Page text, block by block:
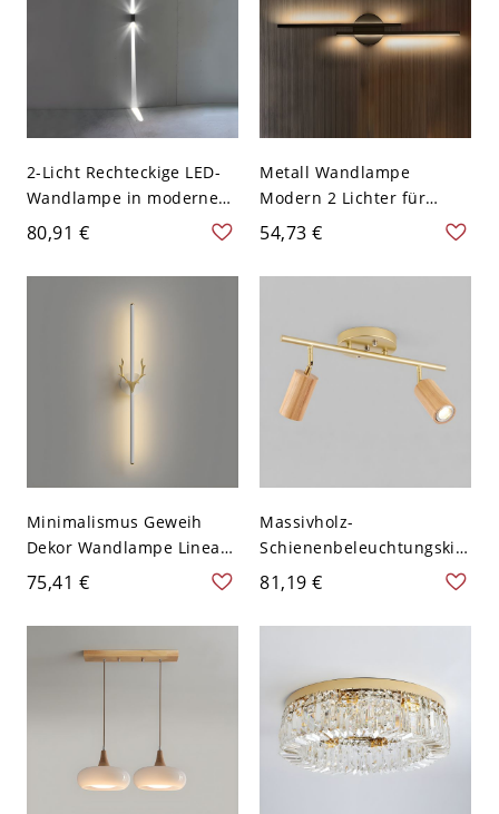
2-Licht Rechteckige LED-
Wandlampe in moderner
Einfachheit Aluminium
Außenwandleuchte mit
Glasschirm - 110V-120V
Schwarz Weißlicht
80,91 €
Metall Wandlampe
Modern 2 Lichter für
Wohnzimmer - 110V-120V
Schwarz Weißlicht 54,61
cm
54,73 €
Minimalismus Geweih
Dekor Wandlampe Linear
Rund Detail Metallstab
LED 2-Licht Wandleuchte -
110V-120V Weiß-Golden
59,69 cm
75,41 €
Massivholz-
Schienenbeleuchtungskits
Modernes Licht
Luxuriöser
Oberflächenmontierter
Haushaltsscheinwerfer
ohne Hauptlicht -
Hellkaffee 110V-120V 2
81,19 €